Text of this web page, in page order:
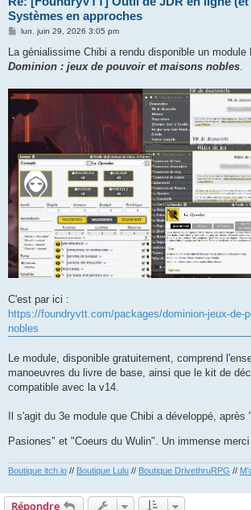
Systèmes en approches
M
s
a
e
lun. juin 29, 2026 3:05 pm
La génialissime Chibi a rendu disponible un module
Dominion : jeux de pouvoir et maisons nobles.
C'est par ici :
https://foundryvtt.com/packages/dominion-jeux-de-
nobles
Le module, disponible gratuitement, comprend
manoeuvres du livre de base, ainsi que le kit de
compatible avec la v14.
Il s'agit du 3e module que Chibi a développé, après
Pasiones" et "Coeurs du Wulin". Un immense
Boutique itch.io // Boutique Lulu // Boutique DrivethruRPG //
Répondre